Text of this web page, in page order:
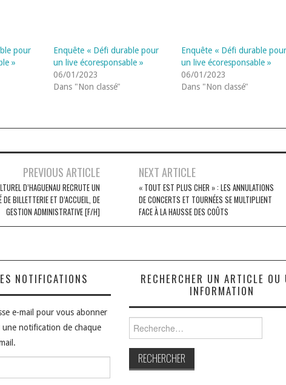
pour
»
Enquête « Défi durable pour
un live écoresponsable »
06/01/2023
Dans "Non classé"
Enquête « Défi durable pour
un live écoresponsable »
06/01/2023
Dans "Non classé"
PREVIOUS ARTICLE
D’HAGUENAU RECRUTE UN
DE BILLETTERIE ET D’ACCUEIL, DE
GESTION ADMINISTRATIVE [F/H]
NEXT ARTICLE
« TOUT EST PLUS CHER » : LES ANNULATIONS
DE CONCERTS ET TOURNÉES SE MULTIPLIENT
FACE À LA HAUSSE DES COÛTS
NOTIFICATIONS
e-mail pour vous abonner
une notification de chaque
RECHERCHER UN ARTICLE OU
INFORMATION